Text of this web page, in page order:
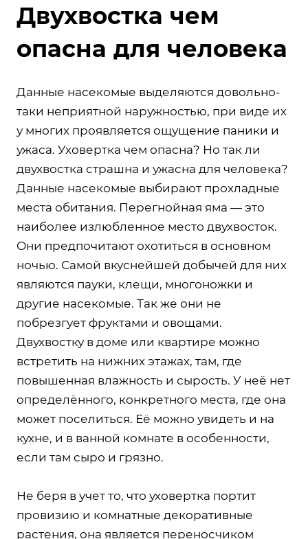
Двухвостка чем
опасна для человека
Данные насекомые выделяются довольно-
таки неприятной наружностью, при виде их
у многих проявляется ощущение паники и
ужаса. Уховертка чем опасна? Но так ли
двухвостка страшна и ужасна для человека?
Данные насекомые выбирают прохладные
места обитания. Перегнойная яма — это
наиболее излюбленное место двухвосток.
Они предпочитают охотиться в основном
ночью. Самой вкуснейшей добычей для них
являются пауки, клещи, многоножки и
другие насекомые. Так же они не
побрезгует фруктами и овощами.
Двухвостку в доме или квартире можно
встретить на нижних этажах, там, где
повышенная влажность и сырость. У неё нет
определённого, конкретного места, где она
может поселиться. Её можно увидеть и на
кухне, и в ванной комнате в особенности,
если там сыро и грязно.
Не беря в учет то, что уховертка портит
провизию и комнатные декоративные
растения, она является переносчиком